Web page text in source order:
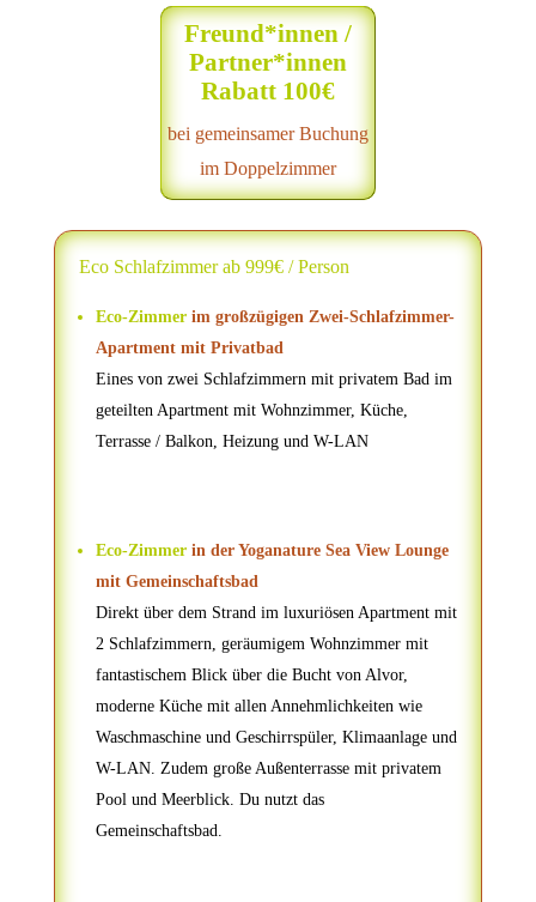
Freund*innen /
Partner*innen
Rabatt 100€
bei gemeinsamer Buchung
im Doppelzimmer
Eco Schlafzimmer ab 999€ / Person
Eco-Zimmer im großzügigen Zwei-Schlafzimmer-
Apartment mit Privatbad
Eines von zwei Schlafzimmern mit privatem Bad im
geteilten Apartment mit Wohnzimmer, Küche,
Terrasse / Balkon, Heizung und W-LAN
Eco-Zimmer in der Yoganature Sea View Lounge
mit Gemeinschaftsbad
Direkt über dem Strand im luxuriösen Apartment mit
2 Schlafzimmern, geräumigem Wohnzimmer mit
fantastischem Blick über die Bucht von Alvor,
moderne Küche mit allen Annehmlichkeiten wie
Waschmaschine und Geschirrspüler, Klimaanlage und
W-LAN. Zudem große Außenterrasse mit privatem
Pool und Meerblick. Du nutzt das
Gemeinschaftsbad.